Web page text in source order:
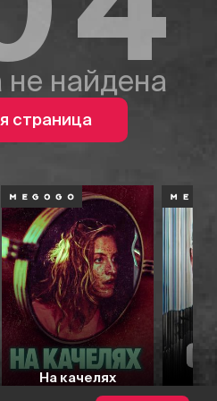
найдена
страница
На качелях